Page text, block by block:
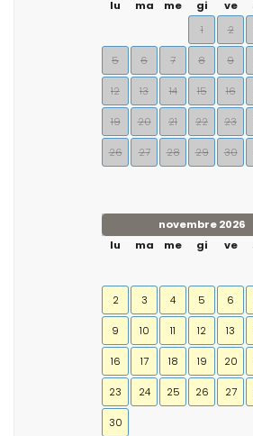
lu
ma me gi ve
1
2
5 6 7 8 9
12 13 14 15 16
19 20 21 22 23
26 27 28 29 30
novembre 2026
lu
ma me gi ve
2 3 4 5 6
9 10 11 12 13
16 17 18 19 20
23 24 25 26 27
30